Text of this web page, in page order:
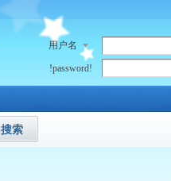
用户名
!password!
搜索